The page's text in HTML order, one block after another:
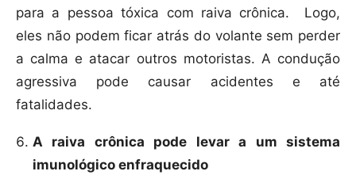
para a pessoa tóxica com raiva crônica. Logo,
eles não podem ficar atrás do volante sem perder
a calma e atacar outros motoristas. A condução
agressiva pode causar acidentes e até
fatalidades.
A raiva crônica pode levar a um sistema
imunológico enfraquecido